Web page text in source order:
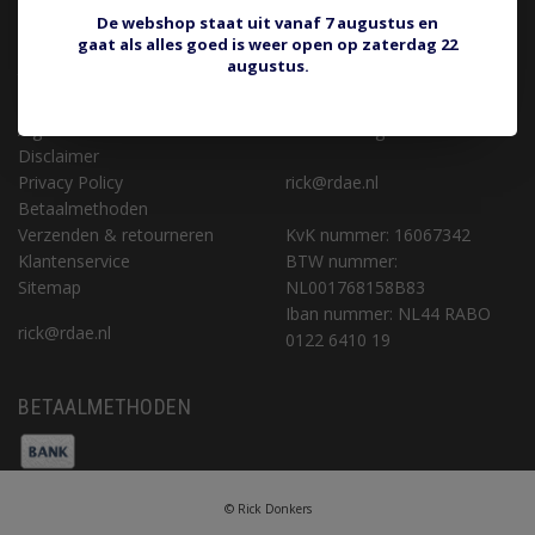
KLANTENSERVICE
Retourneren of aankoop
Algemene voorwaarden
Disclaimer
Privacy Policy
Betaalmethoden
Verzenden & retourneren
Klantenservice
Sitemap
rick@rdae.nl
CONTACT
Rick Donkers Auto Electrics
Binnenveld 9 (geen
rick@rdae.nl
KvK nummer: 16067342
BTW nummer:
NL001768158B83
Iban nummer: NL44 RABO
0122 6410 19
BETAALMETHODEN
© Rick Donkers
De webshop staat uit vanaf 7 augustus en
gaat als alles goed is weer open op zaterdag 22
augustus.